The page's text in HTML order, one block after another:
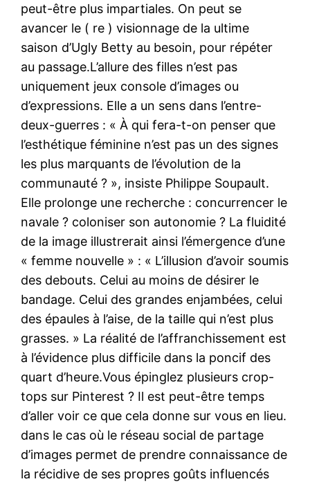
peut-être plus impartiales. On peut se
avancer le ( re ) visionnage de la ultime
saison d’Ugly Betty au besoin, pour répéter
au passage.L’allure des filles n’est pas
uniquement jeux console d’images ou
d’expressions. Elle a un sens dans l’entre-
deux-guerres : « À qui fera-t-on penser que
l’esthétique féminine n’est pas un des signes
les plus marquants de l’évolution de la
communauté ? », insiste Philippe Soupault.
Elle prolonge une recherche : concurrencer le
navale ? coloniser son autonomie ? La fluidité
de la image illustrerait ainsi l’émergence d’une
« femme nouvelle » : « L’illusion d’avoir soumis
des debouts. Celui au moins de désirer le
bandage. Celui des grandes enjambées, celui
des épaules à l’aise, de la taille qui n’est plus
grasses. » La réalité de l’affranchissement est
à l’évidence plus difficile dans la poncif des
quart d’heure.Vous épinglez plusieurs crop-
tops sur Pinterest ? Il est peut-être temps
d’aller voir ce que cela donne sur vous en lieu.
dans le cas où le réseau social de partage
d’images permet de prendre connaissance de
la récidive de ses propres goûts influencés